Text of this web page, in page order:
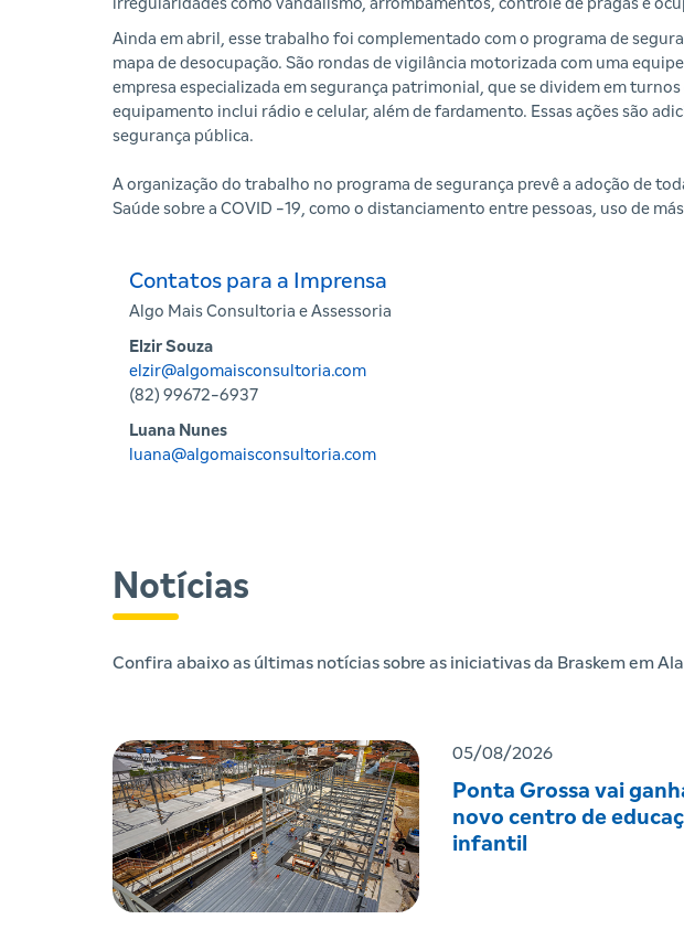
irregularidades como vandalismo, arrombamentos, controle de pragas e
Ainda em abril, esse trabalho foi complementado com o programa de
mapa de desocupação. São rondas de vigilância motorizada com uma
empresa especializada em segurança patrimonial, que se dividem em
equipamento inclui rádio e celular, além de fardamento. Essas ações são
segurança pública.
A organização do trabalho no programa de segurança prevê a adoção de
Saúde sobre a COVID -19, como o distanciamento entre pessoas, uso de
Contatos para a Imprensa
Algo Mais Consultoria e Assessoria
Elzir Souza
elzir@algomaisconsultoria.com
(82) 99672-6937
Luana Nunes
luana@algomaisconsultoria.com
Notícias
Confira abaixo as últimas notícias sobre as iniciativas da Braskem em
05/08/2026
Ponta Grossa vai
novo centro de
infantil